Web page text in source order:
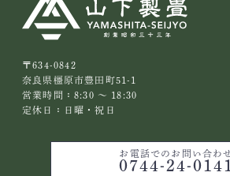
〒634-0842
奈良県橿原市豊田町51-1
営業時間：8:30 ～ 18:30
定休日：日曜・祝日
お電話でのお問い合わ
0744-24-0141